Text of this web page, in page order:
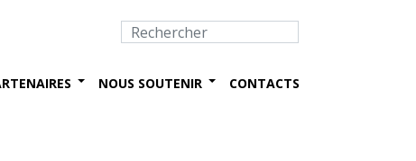
NOUS SOUTENIR CONTACTS